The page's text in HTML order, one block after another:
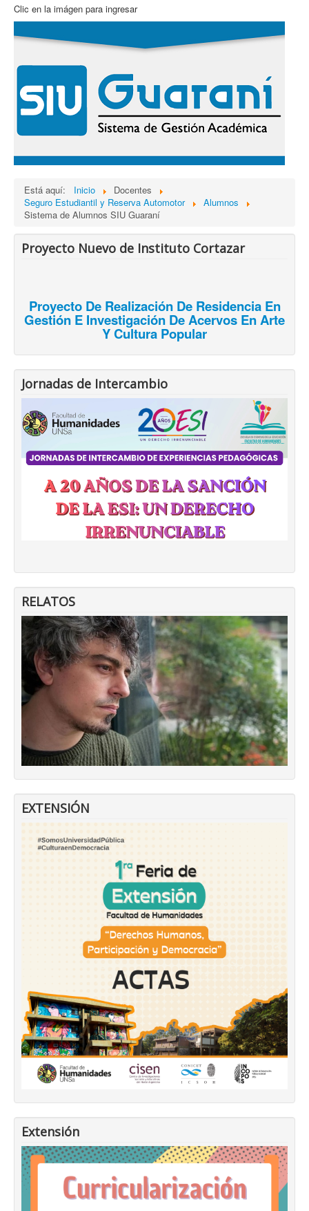
Clic en la imágen para ingresar
Está aquí: Inicio
Docentes
Seguro Estudiantil y Reserva Automotor
Alumnos
Sistema de Alumnos SIU Guaraní
Proyecto Nuevo de Instituto Cortazar
Proyecto De Realización De Residencia En
Gestión E Investigación De Acervos En Arte
Y Cultura Popular
Jornadas de Intercambio
RELATOS
EXTENSIÓN
Extensión